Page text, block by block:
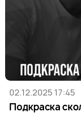
02.12.2025 17:45
Подкраска